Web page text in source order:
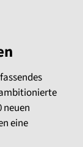
neuen
eine